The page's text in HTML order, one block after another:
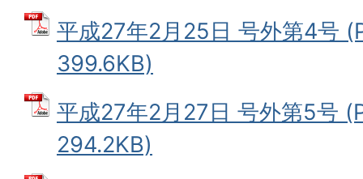
平成27年2月25日 号外第4号
399.6KB)
平成27年2月27日 号外第5号
294.2KB)